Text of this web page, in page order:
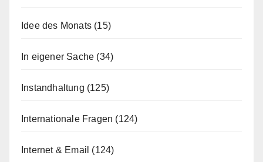
Idee des Monats (15)
In eigener Sache (34)
Instandhaltung (125)
Internationale Fragen (124)
Internet & Email (124)